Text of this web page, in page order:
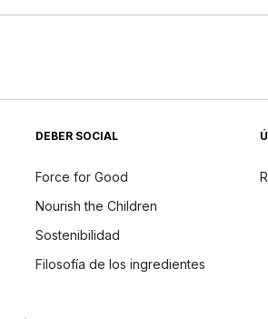
DEBER SOCIAL
Force for Good
Nourish the Children
Sostenibilidad
Filosofía de los ingredientes